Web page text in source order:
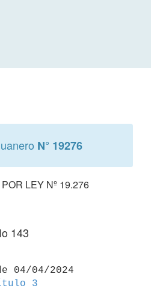
N° 19276
LEY Nº 19.276
143
04/04/2024
3